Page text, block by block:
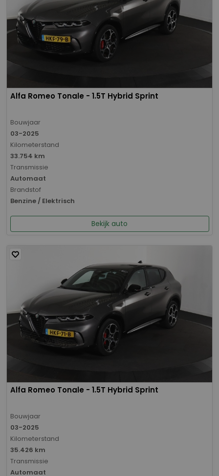
Alfa Romeo Tonale - 1.5T Hybrid Sprint
Bouwjaar
03-2025
Kilometerstand
33.754 km
Transmissie
Automaat
Brandstof
Benzine / Elektrisch
Bekijk auto
Alfa Romeo Tonale - 1.5T Hybrid Sprint
Bouwjaar
03-2025
Kilometerstand
35.426 km
Transmissie
Automaat